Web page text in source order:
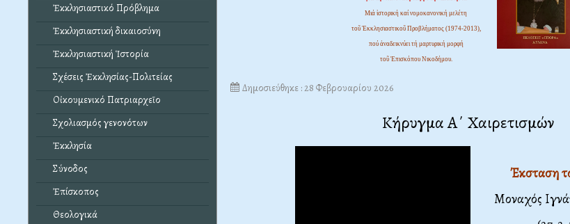
Ἐκκλησιαστικό Πρόβλημα
Ἐκκλησιαστική δικαιοσύνη
Ἐκκλησιαστική Ἱστορία
Σχέσεις Ἐκκλησίας-Πολιτείας
Οἰκουμενικό Πατριαρχεῖο
Σχολιασμός γενονότων
Ἐκκλησία
Σύνοδος
Ἐπίσκοπος
Θεολογικά
Μιά ἱστορική καί νομοκανονική μελέτη
τοῦ Ἐκκλησιαστικοῦ Προβλήματος (1974-2013),
πού ἀναδεικνύει τή μαρτυρική μορφή
τοῦ Ἐπισκόπου Νικοδήμου.
Δημοσιεύθηκε : 28 Φεβρουαρίου 2026
Κήρυγμα Α΄ Χαιρετισμών
Έκσταση
Μοναχός